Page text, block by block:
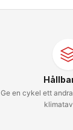
Ge en cykel ett